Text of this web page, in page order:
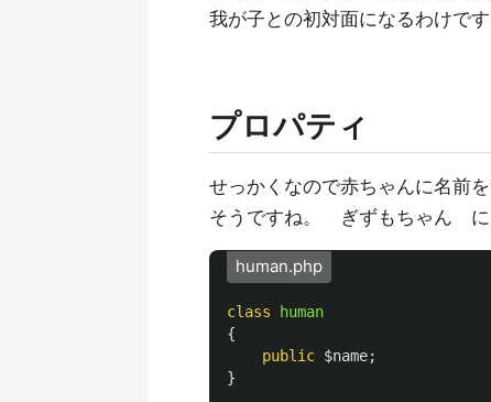
我が子との初対面になるわけです
プロパティ
せっかくなので赤ちゃんに名前
そうですね。 ぎずもちゃん に
human.php
class
human
{
public $name;
}